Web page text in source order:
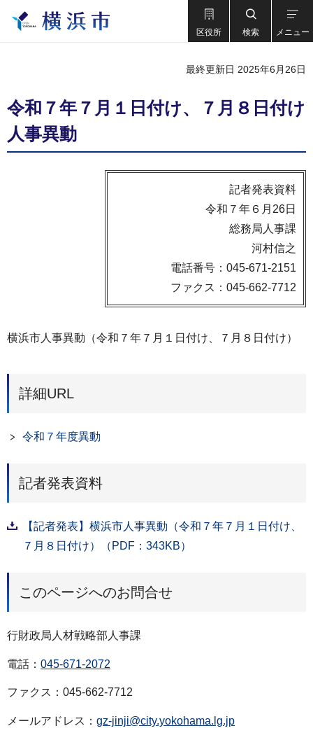
区役所 検索 メニュー
最終更新日 2025年6月26日
令和７年７月１日付け、７月８日付け
人事異動
記者発表資料
令和７年６月26日
総務局人事課
河村信之
電話番号：045-671-2151
ファクス：045-662-7712
横浜市人事異動（令和７年７月１日付け、７月８日付け）
詳細URL
令和７年度異動
記者発表資料
【記者発表】横浜市人事異動（令和７年７月１日付け、
７月８日付け）（PDF：343KB）
このページへのお問合せ
行財政局人材戦略部人事課
電話： 045-671-2072
ファクス：045-662-7712
メールアドレス： gz-jinji@city.yokohama.lg.jp